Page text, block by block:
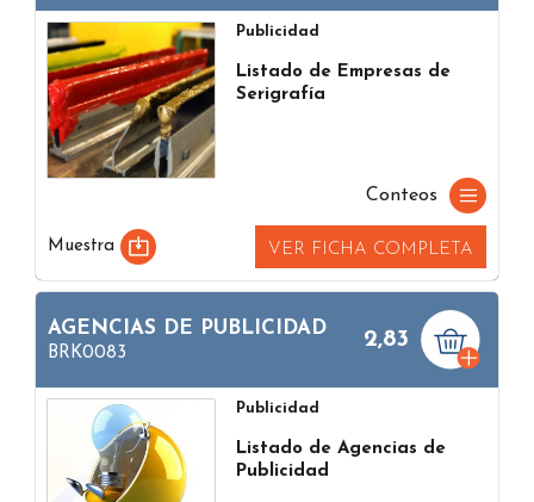
Publicidad
Listado de Empresas de
Serigrafía
Conteos
Muestra VER FICHA COMPLETA
AGENCIAS DE PUBLICIDAD
BRK0083
2,83
Publicidad
Listado de Agencias de
Publicidad